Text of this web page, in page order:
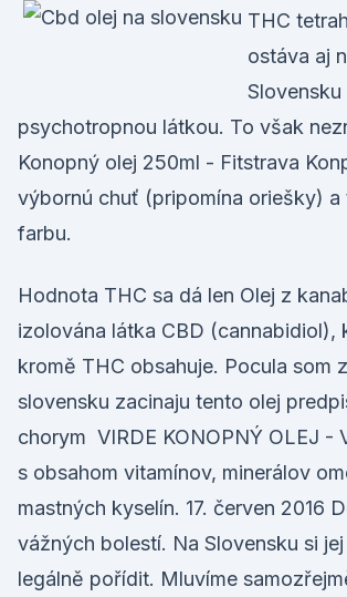
THC
ostáva aj
Slovensku
psychotropnou látkou. To však
Konopný olej 250ml - Fitstrava
výbornú chuť (pripomína oriešky) a
farbu.
Hodnota THC sa dá len Olej z
izolována látka CBD (cannabidiol),
kromě THC obsahuje. Pocula som
slovensku zacinaju tento olej
chorym VIRDE KONOPNÝ OLEJ -
s obsahom vitamínov, minerálov
mastných kyselín. 17. červen 2016
vážných bolestí. Na Slovensku si
legálně pořídit. Mluvíme